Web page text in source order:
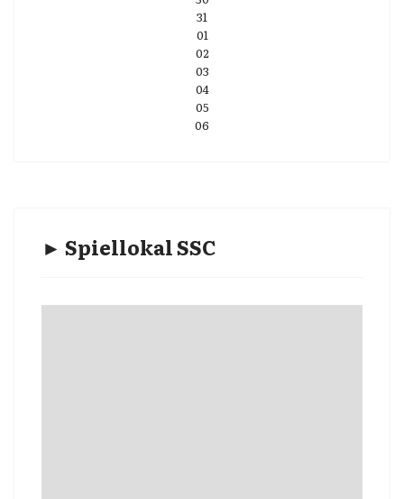
31
01
02
03
04
05
06
► Spiellokal SSC